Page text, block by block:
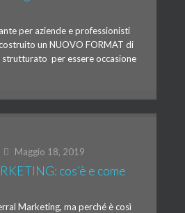
per aziende e professionisti
un NUOVO FORMAT di
strutturato per essere occasione
Maggio 18, 2019
cos’è e come
Marketing, ma perché è così